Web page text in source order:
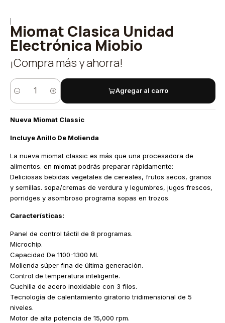
Miomat Clasica Unidad
Electrónica Miobio
¡Compra más y ahorra!
Cantidad
Agregar al carro
Nueva Miomat Classic
Incluye Anillo De Molienda
La nueva miomat classic es más que una procesadora de
alimentos. en miomat podrás preparar rápidamente:
Deliciosas bebidas vegetales de cereales, frutos secos, granos
y semillas. sopa/cremas de verdura y legumbres, jugos frescos,
porridges y asombroso programa sopas en trozos.
Características:
Panel de control táctil de 8 programas.
Microchip.
Capacidad De 1100-1300 Ml.
Molienda súper fina de última generación.
Control de temperatura inteligente.
Cuchilla de acero inoxidable con 3 filos.
Tecnología de calentamiento giratorio tridimensional de 5
niveles.
Motor de alta potencia de 15,000 rpm.